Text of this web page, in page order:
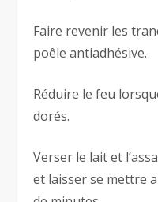
Faire revenir les
poêle antiadhésive.
Réduire le feu
dorés.
Verser le lait et
et laisser se mettre